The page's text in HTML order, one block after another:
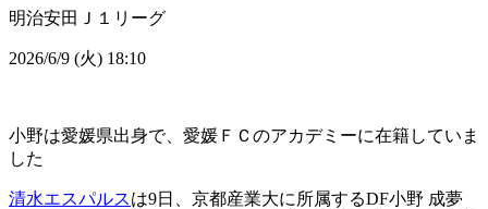
明治安田Ｊ１リーグ
2026/6/9 (火) 18:10
小野は愛媛県出身で、愛媛ＦＣのアカデミーに在籍していま
した
清水エスパルスは9日、京都産業大に所属するDF小野 成夢